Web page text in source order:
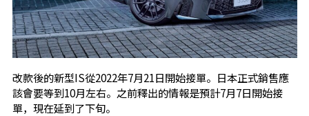
改款後的新型IS從2022年7月21日開始接單。日本正式銷售應
該會要等到10月左右。之前釋出的情報是預計7月7日開始接
單，現在延到了下旬。